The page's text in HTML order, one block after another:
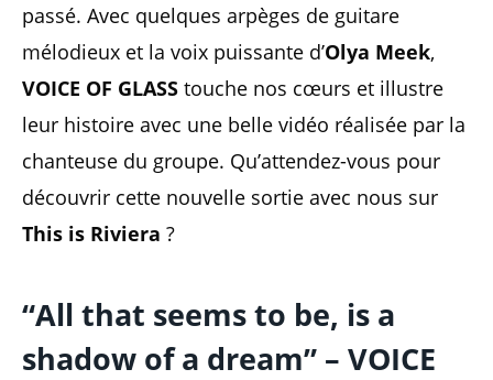
passé. Avec quelques arpèges de guitare
mélodieux et la voix puissante d’Olya Meek,
VOICE OF GLASS touche nos cœurs et illustre
leur histoire avec une belle vidéo réalisée par la
chanteuse du groupe. Qu’attendez-vous pour
découvrir cette nouvelle sortie avec nous sur
This is Riviera ?
“All that seems to be, is a
shadow of a dream” – VOICE